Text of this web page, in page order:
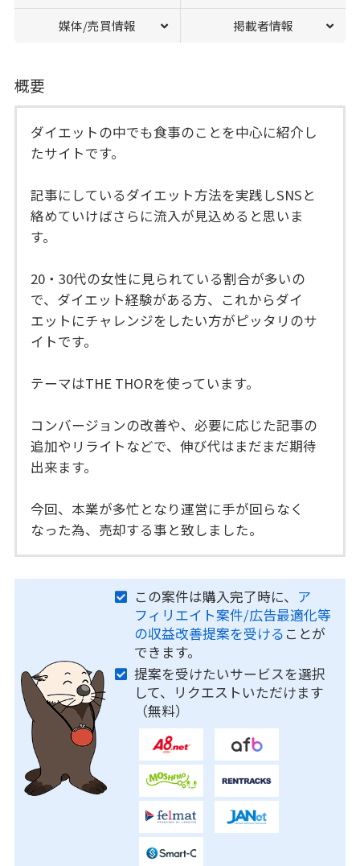
媒体/売買情報 掲載者情報
概要
ダイエットの中でも食事のことを中心に紹介し
たサイトです。
記事にしているダイエット方法を実践しSNSと
絡めていけばさらに流入が見込めると思いま
す。
20・30代の女性に見られている割合が多いの
で、ダイエット経験がある方、これからダイ
エットにチャレンジをしたい方がピッタリのサ
イトです。
テーマはTHE THORを使っています。
コンバージョンの改善や、必要に応じた記事の
追加やリライトなどで、伸び代はまだまだ期待
出来ます。
今回、本業が多忙となり運営に手が回らなく
なった為、売却する事と致しました。
この案件は購入完了時に、 ア
フィリエイト案件/広告最適化等
の収益改善提案を受ける ことが
できます。
提案を受けたいサービスを選択
して、リクエストいただけます
（無料）